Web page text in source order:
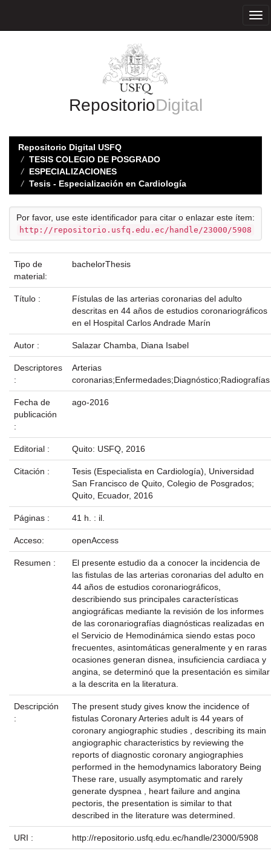
RepositorioDigital
Repositorio Digital USFQ
TESIS COLEGIO DE POSGRADO
ESPECIALIZACIONES
Tesis - Especialización en Cardiología
Por favor, use este identificador para citar o enlazar este ítem:
http://repositorio.usfq.edu.ec/handle/23000/5908
Tipo de
material:
bachelorThesis
Título :
Fístulas de las arterias coronarias del adulto
descritas en 44 años de estudios coronariográficos
en el Hospital Carlos Andrade Marín
Autor : Salazar Chamba, Diana Isabel
Descriptores
:
Arterias
coronarias;Enfermedades;Diagnóstico;Radiografías
Fecha de
publicación
:
ago-2016
Editorial : Quito: USFQ, 2016
Citación :
Tesis (Especialista en Cardiología), Universidad
San Francisco de Quito, Colegio de Posgrados;
Quito, Ecuador, 2016
Páginas : 41 h. : il.
Acceso: openAccess
Resumen :
El presente estudio da a conocer la incidencia de
las fistulas de las arterias coronarias del adulto en
44 años de estudios coronariográficos,
describiendo sus principales características
angiográficas mediante la revisión de los informes
de las coronariografías diagnósticas realizadas en
el Servicio de Hemodinámica siendo estas poco
frecuentes, asintomáticas generalmente y en raras
ocasiones generan disnea, insuficiencia cardiaca y
angina, se determinó que la presentación es similar
a la descrita en la literatura.
Descripción
:
The present study gives know the incidence of
fistulas Coronary Arteries adult is 44 years of
coronary angiographic studies , describing its main
angiographic characteristics by reviewing the
reports of diagnostic coronary angiographies
performed in the hemodynamics laboratory Being
These rare, usually asymptomatic and rarely
generate dyspnea , heart failure and angina
pectoris, the presentation is similar to that
described in the literature was determined.
URI : http://repositorio.usfq.edu.ec/handle/23000/5908